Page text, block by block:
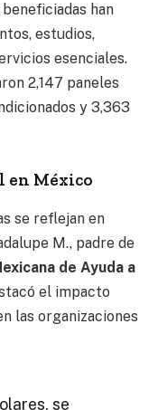
han
estudios,
esenciales.
2,147 paneles
y 3,363
en México
se reflejan en
M., padre de
de Ayuda a
el impacto
las organizaciones
se